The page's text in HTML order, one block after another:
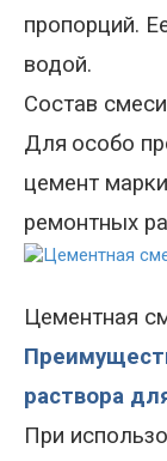
пропорций.
водой.
Состав
Для особо
цемент
ремонтных
Цементная
раствора
При